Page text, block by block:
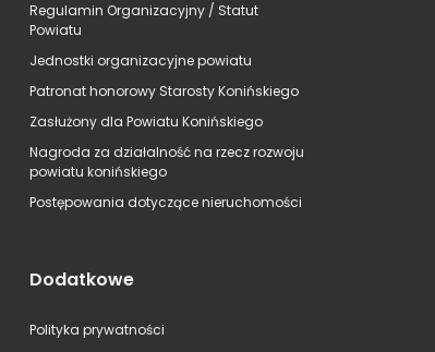
Regulamin Organizacyjny / Statut
Powiatu
Jednostki organizacyjne powiatu
Patronat honorowy Starosty Konińskiego
Zasłużony dla Powiatu Konińskiego
Nagroda za działalność na rzecz rozwoju
powiatu konińskiego
Postępowania dotyczące nieruchomości
Dodatkowe
Polityka prywatności